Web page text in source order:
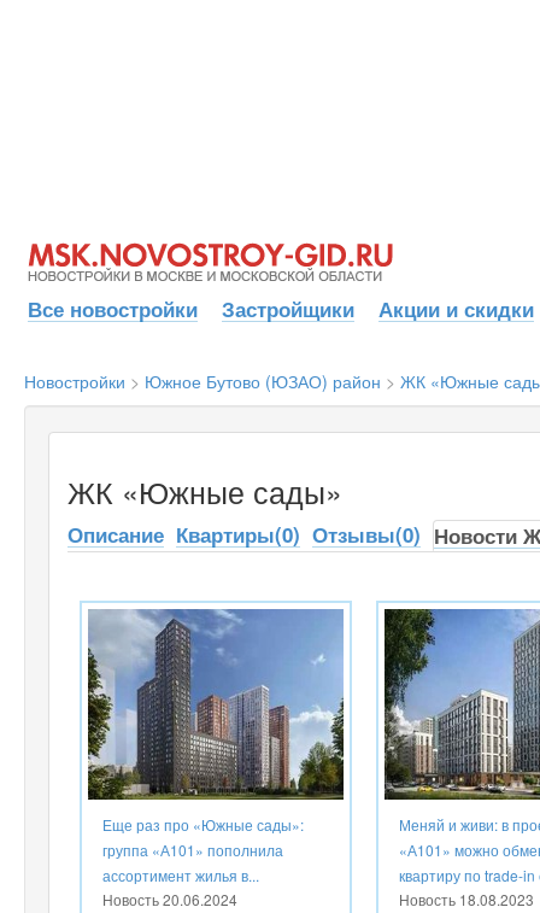
Все новостройки Застройщики Акции и скидки
Новостройки > Южное Бутово (ЮЗАО) район > ЖК «Южные
ЖК «Южные сады»
Описание Квартиры(0) Отзывы(0) Новости
Еще раз про «Южные сады»:
группа «А101» пополнила
ассортимент жилья в...
Новость20.06.2024
Меняй и живи: в
«А101» можно
квартиру по trade-in
Новость 18.08.2023